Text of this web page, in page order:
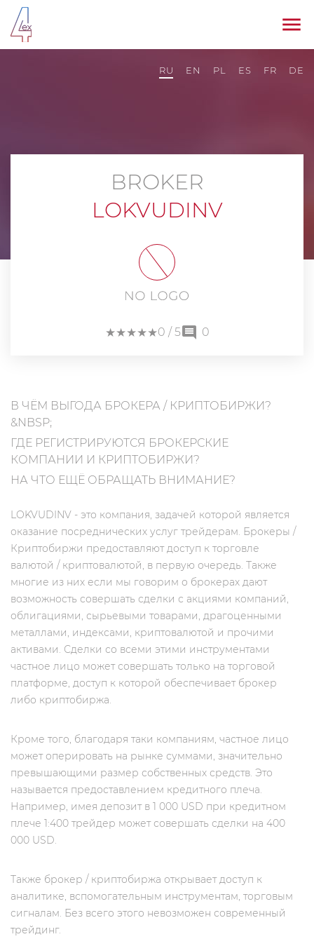
RU EN PL ES FR DE
BROKER
LOKVUDINV
★★
★★
★★
★★
★★
0 / 5 0
В ЧЁМ ВЫГОДА БРОКЕРА / КРИПТОБИРЖИ?
&NBSP;
ГДЕ РЕГИСТРИРУЮТСЯ БРОКЕРСКИЕ
КОМПАНИИ И КРИПТОБИРЖИ?
НА ЧТО ЕЩЁ ОБРАЩАТЬ ВНИМАНИЕ?
LOKVUDINV - это компания, задачей которой является
оказание посреднических услуг трейдерам. Брокеры /
Криптобиржи предоставляют доступ к торговле
валютой / криптовалютой, в первую очередь. Также
многие из них если мы говорим о брокерах дают
возможность совершать сделки с акциями компаний,
облигациями, сырьевыми товарами, драгоценными
металлами, индексами, криптовалютой и прочими
активами. Сделки со всеми этими инструментами
частное лицо может совершать только на торговой
платформе, доступ к которой обеспечивает брокер
либо криптобиржа.
Кроме того, благодаря таки компаниям, частное лицо
может оперировать на рынке суммами, значительно
превышающими размер собственных средств. Это
называется предоставлением кредитного плеча.
Например, имея депозит в 1 000 USD при кредитном
плече 1:400 трейдер может совершать сделки на 400
000 USD.
Также брокер / криптобиржа открывает доступ к
аналитике, вспомогательным инструментам, торговым
сигналам. Без всего этого невозможен современный
трейдинг.